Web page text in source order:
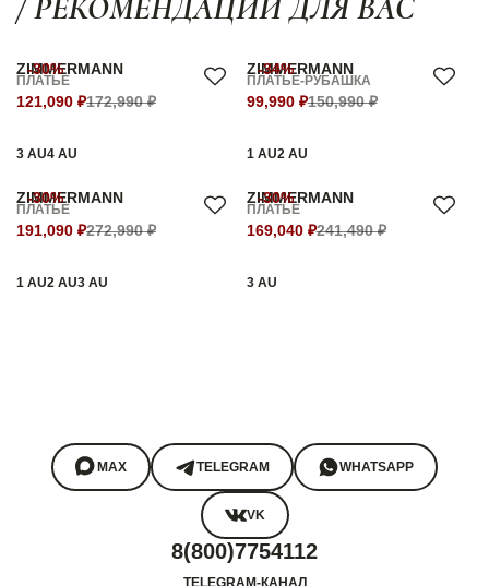
-30%
ZIMMERMANN
ПЛАТЬЕ
121,090 ₽172,990 ₽
3 AU4 AU
-34%
ZIMMERMANN
ПЛАТЬЕ-РУБАШКА
99,990 ₽150,990 ₽
1 AU2 AU
-30%
ZIMMERMANN
ПЛАТЬЕ
191,090 ₽272,990 ₽
1 AU2 AU3 AU
-30%
ZIMMERMANN
ПЛАТЬЕ
169,040 ₽241,490 ₽
3 AU
MAX TELEGRAM WHATSAPP
VK
8(800)7754112
TELEGRAM-КАНАЛ